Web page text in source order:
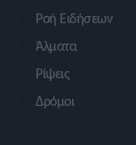
Ροή Ειδήσεων
Άλματα
Ρίψεις
Δρόμοι